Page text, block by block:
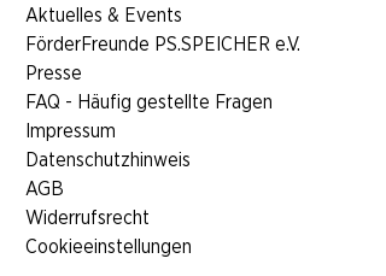
Aktuelles & Events
FörderFreunde PS.SPEICHER e.V.
Presse
FAQ - Häufig gestellte Fragen
Impressum
Datenschutzhinweis
AGB
Widerrufsrecht
Cookieeinstellungen